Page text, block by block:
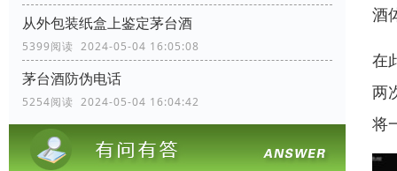
从外包装纸盒上鉴定茅台酒
5399阅读 2024-05-04 16:05:08
茅台酒防伪电话
5254阅读 2024-05-04 16:04:42
酒
在
两
将